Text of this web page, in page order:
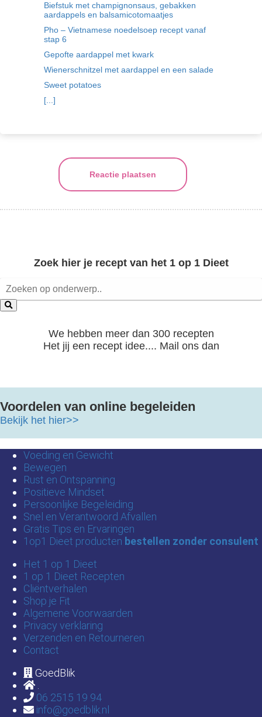
Biefstuk met champignonsaus, gebakken
aardappels en balsamicotomaatjes
Pho – Vietnamese noedelsoep recept vanaf
stap 6
Gepofte aardappel met kwark
Wienerschnitzel met aardappel en een salade
Sweet potatoes
[...]
Reactie plaatsen
Zoek hier je recept van het 1 op 1 Dieet
We hebben meer dan 300 recepten
Het jij een recept idee.... Mail ons dan
Voordelen van online begeleiden
Bekijk het hier>>
Voeding en Gewicht
Bewegen
Rust en Ontspanning
Positieve Mindset
Persoonlijke Begeleiding
Snel en Verantwoord Afvallen
Gratis Tips en Ervaringen
1op1 Dieet producten bestellen zonder consulent
Het 1 op 1 Dieet
1 op 1 Dieet Recepten
Cliëntverhalen
Shop je Fit
Algemene Voorwaarden
Privacy verklaring
Verzenden en Retourneren
Contact
GoedBlik
06 2515 19 94
info@goedblik.nl